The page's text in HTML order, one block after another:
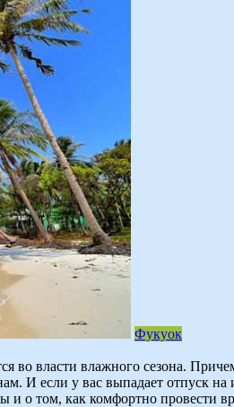
Фукуок
во власти влажного сезона.
И если у вас выпадает отпуск
и о том, как комфортно провести